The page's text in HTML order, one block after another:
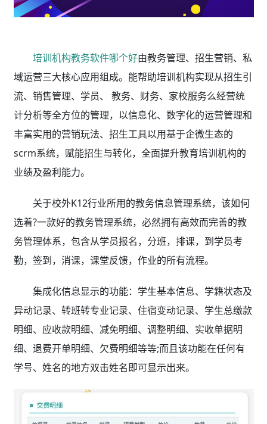
培训机构教务软件哪个好由教务管理、招生营销、私
域运营三大核心应用组成。能帮助培训机构实现从招生引
流、销售管理、学员、 教务、财务、家校服务么经营统
计分析等全方位的管理，以信息化、数字化的运营管理和
丰富实用的营销玩法、招生工具以用基于企微生态的
scrm系统，赋能招生与转化，全面提升教育培训机构的
业绩及盈利能力。
关于校外K12行业所用的教务信息管理系统，该如何
选着?一款好的教务管理系统，必然拥有高效而完善的教
务管理体系，包含从学员报名，分班，排课，到学员考
勤，签到，消课，课堂反馈，作业的所有流程。
集成化信息显示的功能：学生基本信息、学籍状态及
异动记录、转班转专业记录、住宿变动记录、学生总缴款
明细、应收款明细、减免明细、调整明细、实收单据明
细、退费开单明细、欠费明细等等;而且该功能在任何有
学号、姓名的地方双击姓名即可显示出来。